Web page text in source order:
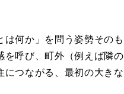
は何か」を問う姿勢そのも
を呼び、町外（例えば隣の
につながる、最初の大きな